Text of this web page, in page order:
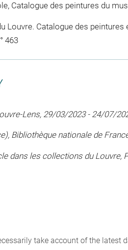
Catalogue des peintures du
Louvre. Catalogue des
463
Lens, 29/03/2023 - 24/07/
Bibliothèque nationale de
dans les collections du Louvre,
take account of the latest